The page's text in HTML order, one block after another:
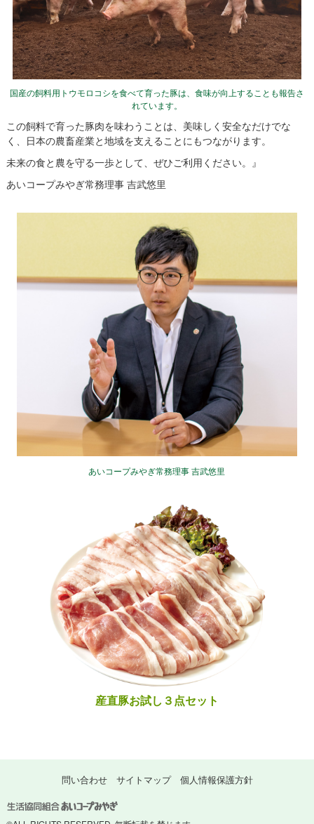
国産の飼料用トウモロコシを食べて育った豚は、食味が向上することも報告さ
れています。
この飼料で育った豚肉を味わうことは、美味しく安全なだけでな
く、日本の農畜産業と地域を支えることにもつながります。
未来の食と農を守る一歩として、ぜひご利用ください。』
あいコープみやぎ常務理事 吉武悠里
あいコープみやぎ常務理事 吉武悠里
産直豚お試し３点セット
問い合わせ サイトマップ 個人情報保護方針